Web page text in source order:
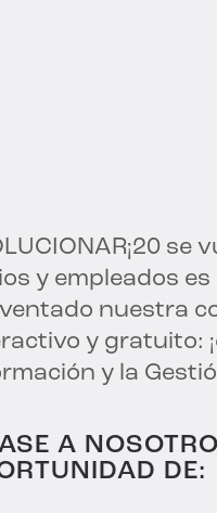
¡20 se
y empleados
nuestra
y gratuito:
y la
A
DE: